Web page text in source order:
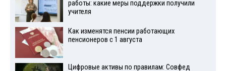
работы: какие меры поддержки получили
учителя
Как изменятся пенсии работающих
пенсионеров с 1 августа
Цифровые активы по правилам: Совфед